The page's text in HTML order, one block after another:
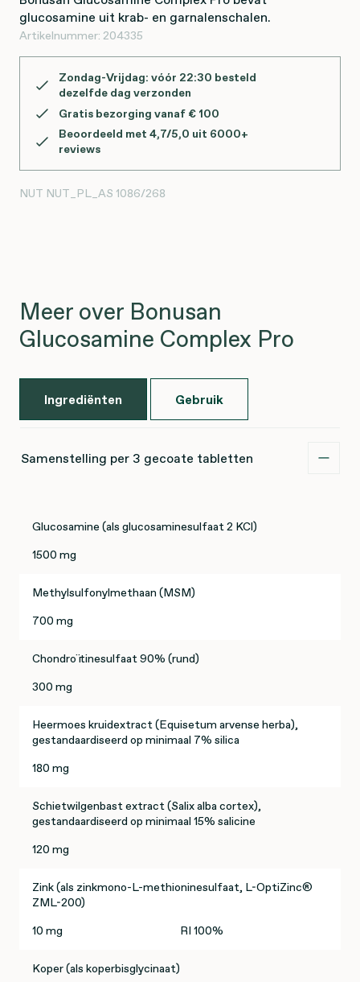
glucosamine uit krab- en garnalenschalen.
Artikelnummer: 204335
Zondag-Vrijdag: vóór 22:30 besteld
dezelfde dag verzonden
Gratis bezorging vanaf € 100
Beoordeeld met 4,7/5,0 uit 6000+
reviews
NUT NUT_PL_AS 1086/268
Meer over Bonusan
Glucosamine Complex Pro
Ingrediënten Gebruik
Samenstelling per 3 gecoate tabletten
Glucosamine (als glucosaminesulfaat 2 KCl)
1500 mg
Methylsulfonylmethaan (MSM)
700 mg
Chondroïtinesulfaat 90% (rund)
300 mg
Heermoes kruidextract (Equisetum arvense herba),
gestandaardiseerd op minimaal 7% silica
180 mg
Schietwilgenbast extract (Salix alba cortex),
gestandaardiseerd op minimaal 15% salicine
120 mg
Zink (als zinkmono-L-methioninesulfaat, L-OptiZinc®
ZML-200)
10 mg
RI 100%
Koper (als koperbisglycinaat)